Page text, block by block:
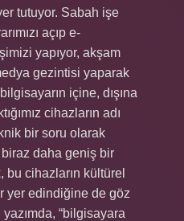
tutuyor. Sabah işe
açıp e-
yapıyor, akşam
gezintisi yaparak
içine, dışına
cihazların adı
bir soru olarak
daha geniş bir
cihazların kültürel
yer edindiğine de göz
“bilgisayara